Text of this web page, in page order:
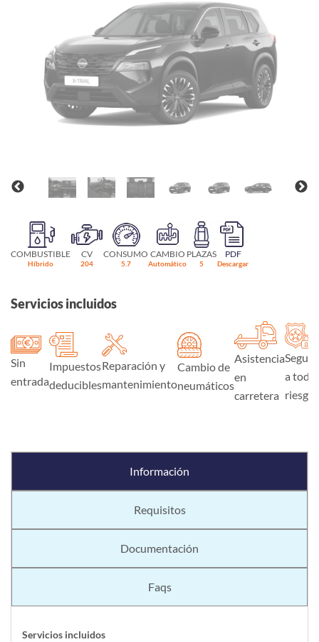
COMBUSTIBLE
Híbrido
CV
204
CONSUMO
5.7
CAMBIO
Automático
PLAZAS
5
PDF
Descargar
Servicios incluidos
Sin
entrada
Impuestos
deducibles
Reparación y
mantenimiento
Cambio de
neumáticos
Asistencia
en
carretera
Seguro
a todo
riesgo
Información
Requisitos
Documentación
Faqs
Servicios incluidos